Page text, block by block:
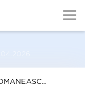
SELECTIE MUZICA NOUA ROMANEASCA